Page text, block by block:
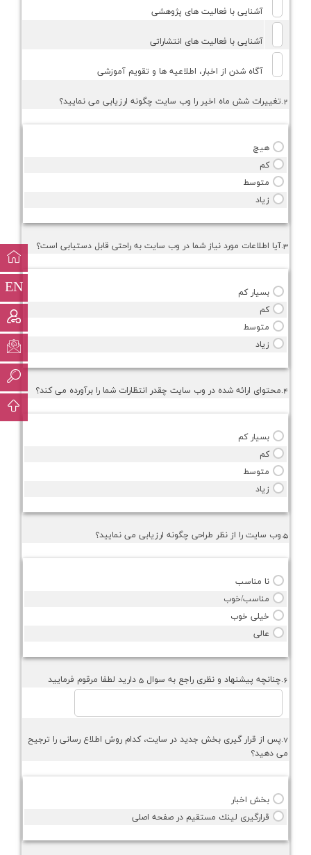
EN
آشنايي با فعاليت هاي پژوهشي
آشنايي با فعاليت هاي انتشاراتي
آگاه شدن از اخبار، اطلاعيه ها و تقويم آموزشي
2.تغييرات شش ماه اخير را وب سايت چگونه ارزيابي مي نماييد؟
هيچ
كم
متوسط
زياد
3.آيا اطلاعات مورد نياز شما در وب سايت به راحتي قابل دستيابي است؟
بسيار كم
كم
متوسط
زياد
4.محتواي ارائه شده در وب سايت چقدر انتظارات شما را برآورده مي كند؟
بسيار كم
كم
متوسط
زياد
5.وب سايت را از نظر طراحي چگونه ارزيابي مي نماييد؟
نا مناسب
مناسب/خوب
خيلي خوب
عالي
6.چنانچه پيشنهاد و نظري راجع به سوال 5 داريد لطفا مرقوم فرماييد
7.پس از قرار گيري بخش جديد در سايت، كدام روش اطلاع رساني را ترجيح
مي دهيد؟
بخش اخبار
قرارگيري لينك مستقيم در صفحه اصلي